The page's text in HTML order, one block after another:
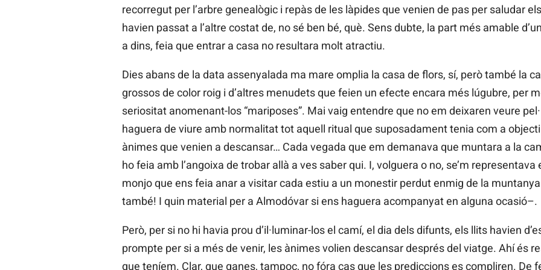
recorregut per l’arbre genealògic i repàs de les làpides que venien de pas per saludar
havien passat a l’altre costat de, no sé ben bé, què. Sens dubte, la part més amable
a dins, feia que entrar a casa no resultara molt atractiu.
Dies abans de la data assenyalada ma mare omplia la casa de flors, sí, però també la
grossos de color roig i d’altres menudets que feien un efecte encara més lúgubre, per
seriositat anomenant-los “mariposes”. Mai vaig entendre que no em deixaren veure
haguera de viure amb normalitat tot aquell ritual que suposadament tenia com a
ànimes que venien a descansar… Cada vegada que em demanava que muntara a la
ho feia amb l’angoixa de trobar allà a ves saber qui. I, volguera o no, se’m representava
monjo que ens feia anar a visitar cada estiu a un monestir perdut enmig de la
també! I quin material per a Almodóvar si ens haguera acompanyat en alguna ocasió–.
Però, per si no hi havia prou d’il·luminar-los el camí, el dia dels difunts, els llits havien
prompte per si a més de venir, les ànimes volien descansar després del viatge. Ahí és
que teníem. Clar, que ganes, tampoc, no fóra cas que les prediccions es compliren. De